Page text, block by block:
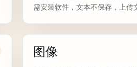
需安装软件，文本不保存，上传
图像